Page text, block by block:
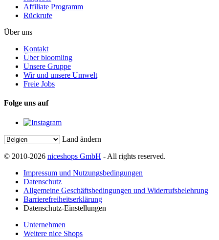
Affiliate Programm
Rückrufe
Über uns
Kontakt
Über bloomling
Unsere Gruppe
Wir und unsere Umwelt
Freie Jobs
Folge uns auf
Land ändern
© 2010-2026 niceshops GmbH - All rights reserved.
Impressum und Nutzungsbedingungen
Datenschutz
Allgemeine Geschäftsbedingungen und Widerrufsbelehrung
Barrierefreiheitserklärung
Datenschutz-Einstellungen
Unternehmen
Weitere nice Shops